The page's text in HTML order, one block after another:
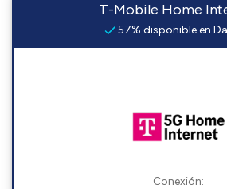
T-Mobile Home
57% disponible en
Conexión: